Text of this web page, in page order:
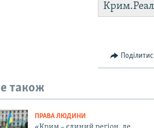
також
ПРАВА ЛЮДИНИ